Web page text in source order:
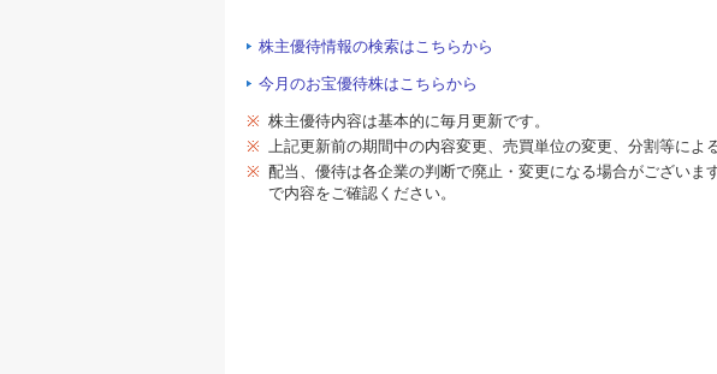
株主優待情報の検索はこちらから
今月のお宝優待株はこちらから
※ 株主優待内容は基本的に毎月更新です。
※ 上記更新前の期間中の内容変更、売買単位の変更、分割等によ
※ 配当、優待は各企業の判断で廃止・変更になる場合がござい
で内容をご確認ください。